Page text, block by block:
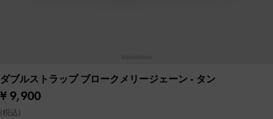
ダブルストラップ ブロークメリージェーン - タン
¥ 9,900
(税込)